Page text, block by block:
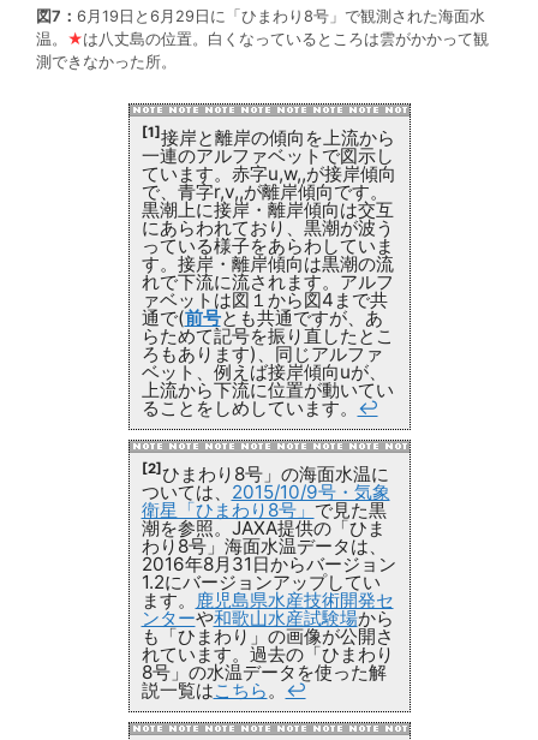
図7： 6月19日と6月29日に「ひまわり8号」で観測された海面水
温。 ★は八丈島の位置。白くなっているところは雲がかかって観
測できなかった所。
[1] 接岸と離岸の傾向を上流から
一連のアルファベットで図示し
ています。赤字u,w,,が接岸傾向
で、青字r,v,,が離岸傾向です。
黒潮上に接岸・離岸傾向は交互
にあらわれており、黒潮が波う
っている様子をあらわしていま
す。接岸・離岸傾向は黒潮の流
れで下流に流されます。アルフ
ァベットは図１から図4まで共
通で(前号とも共通ですが、あ
らためて記号を振り直したとこ
ろもあります)、同じアルファ
ベット、例えば接岸傾向uが、
上流から下流に位置が動いてい
ることをしめしています。 ↩
[2]ひまわり8号」の海面水温に
ついては、 2015/10/9号・気象
衛星「ひまわり8号」 で見た黒
潮を参照。JAXA提供の「ひま
わり8号」海面水温データは、
2016年8月31日からバージョン
1.2にバージョンアップしてい
ます。 鹿児島県水産技術開発セ
ンターや和歌山水産試験場から
も「ひまわり」の画像が公開さ
れています。過去の「ひまわり
8号」の水温データを使った解
説一覧はこちら。 ↩